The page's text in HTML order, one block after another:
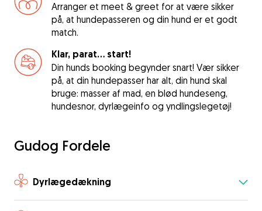
Arranger et meet & greet for at være sikker
på, at hundepasseren og din hund er et godt
match.
Klar, parat... start!
Din hunds booking begynder snart! Vær sikker
på, at din hundepasser har alt, din hund skal
bruge: masser af mad, en blød hundeseng,
hundesnor, dyrlægeinfo og yndlingslegetøj!
Gudog Fordele
Dyrlægedækning